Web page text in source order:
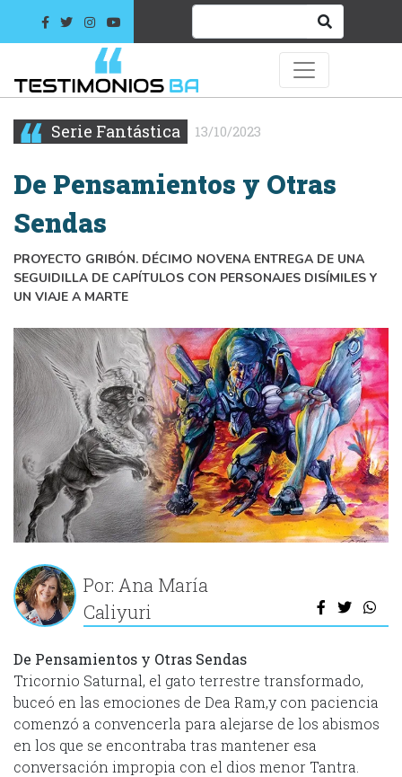
Serie Fantástica 13/10/2023
De Pensamientos y Otras
Sendas
PROYECTO GRIBÓN. DÉCIMO NOVENA ENTREGA DE UNA
SEGUIDILLA DE CAPÍTULOS CON PERSONAJES DISÍMILES Y
UN VIAJE A MARTE
Por: Ana María
Caliyuri
De Pensamientos y Otras Sendas
Tricornio Saturnal, el gato terrestre transformado,
buceó en las emociones de Dea Ram,y con paciencia
comenzó a convencerla para alejarse de los abismos
en los que se encontraba tras mantener esa
conversación impropia con el dios menor Tantra.